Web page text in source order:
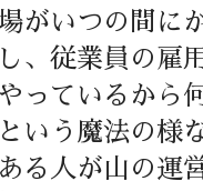
がいつの間に
、従業員の
っているから
いう魔法の
る人が山の運